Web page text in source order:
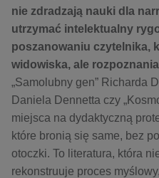
nie zdradzają nauki dla
utrzymać intelektualny
poszanowaniu czytelnika,
widowiska, ale
„Samolubny gen” Richarda
Daniela Dennetta czy
miejsca na dydaktyczną
które bronią się same, bez
otoczki. To literatura, która
rekonstruuje proces